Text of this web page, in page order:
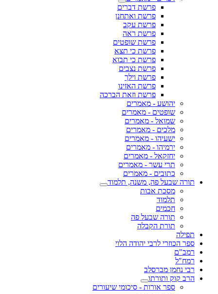
פרשת דברים
פרשת ואתחנן
פרשת עקב
פרשת ראה
פרשת שופטים
פרשת כי תצא
פרשת כי תבוא
פרשת נצבים
פרשת וילך
פרשת האזינו
פרשת וזאת הברכה
יהושע - מאמרים
שופטים - מאמרים
שמואל - מאמרים
מלכים - מאמרים
ישעיהו - מאמרים
ירמיהו - מאמרים
יחזקאל - מאמרים
תרי עשר - מאמרים
כתובים - מאמרים
תורה שבעל פה, משנה, תלמוד
מסכת אבות
תלמוד
חכמים
תורה שבעל פה
תורת הקבלה
תפילה
ספר הכוזרי לרבי יהודה הלוי
רמב"ם
רמח"ל
רבי נחמן מברסלב
הרב קוק ותורתו
ספר אורות - סיכומי שיעורים